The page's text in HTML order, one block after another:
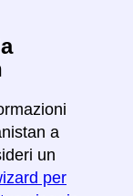
a
un
per